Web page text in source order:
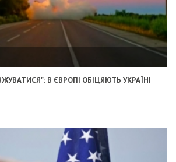
В ЄВРОПІ ОБІЦЯЮТЬ УКРАЇНІ